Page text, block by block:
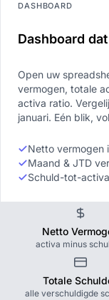
DASHBOARD
Dashboard
Open uw
vermogen, totale
activa ratio.
januari. Eén blik,
Netto vermogen
Maand & JTD
Schuld-tot-
Netto
activa minus
Totale
alle verschuldigde